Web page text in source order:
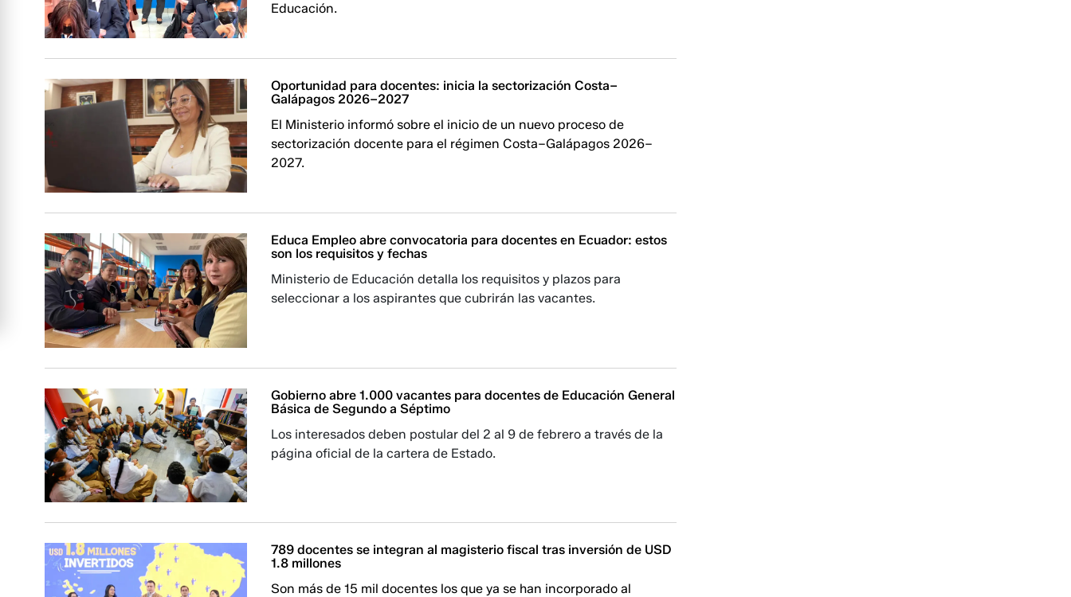
Educación.
Oportunidad para docentes: inicia la sectorización Costa–
Galápagos 2026–2027
El Ministerio informó sobre el inicio de un nuevo proceso de
sectorización docente para el régimen Costa–Galápagos 2026–
2027.
Educa Empleo abre convocatoria para docentes en Ecuador: estos
son los requisitos y fechas
Ministerio de Educación detalla los requisitos y plazos para
seleccionar a los aspirantes que cubrirán las vacantes.
Gobierno abre 1.000 vacantes para docentes de Educación General
Básica de Segundo a Séptimo
Los interesados deben postular del 2 al 9 de febrero a través de la
página oficial de la cartera de Estado.
789 docentes se integran al magisterio fiscal tras inversión de USD
1.8 millones
Son más de 15 mil docentes los que ya se han incorporado al